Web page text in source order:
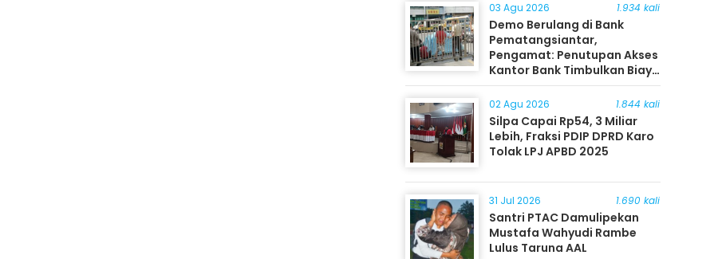
03 Agu 2026 1.934 kali
Demo Berulang di Bank
Pematangsiantar,
Pengamat: Penutupan Akses
Kantor Bank Timbulkan Biaya
Ekonomi bagi Masyarakat
02 Agu 2026 1.844 kali
Silpa Capai Rp54, 3 Miliar
Lebih, Fraksi PDIP DPRD Karo
Tolak LPJ APBD 2025
31 Jul 2026 1.690 kali
Santri PTAC Damulipekan
Mustafa Wahyudi Rambe
Lulus Taruna AAL